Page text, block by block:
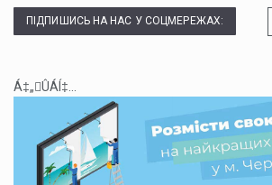
ПІДПИШИСЬ НА НАС У СОЦМЕРЕЖАХ:
Á‡„ÛÁÍ‡...